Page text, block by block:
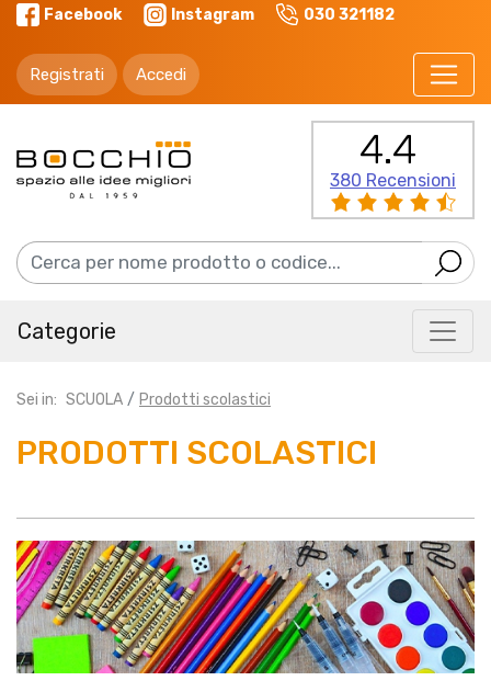
Facebook Instagram 030 321182
Registrati Accedi
4.4
380 Recensioni
Categorie
Sei in: SCUOLA Prodotti scolastici
PRODOTTI SCOLASTICI